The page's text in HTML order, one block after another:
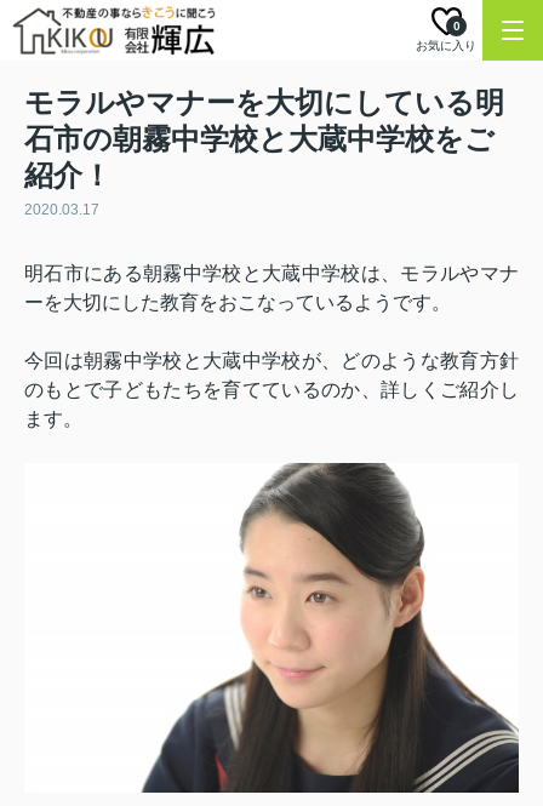
お気に入り
0
モラルやマナーを大切にしている明
石市の朝霧中学校と大蔵中学校をご
紹介！
2020.03.17
明石市にある朝霧中学校と大蔵中学校は、モラルやマナ
ーを大切にした教育をおこなっているようです。
今回は朝霧中学校と大蔵中学校が、どのような教育方針
のもとで子どもたちを育てているのか、詳しくご紹介し
ます。